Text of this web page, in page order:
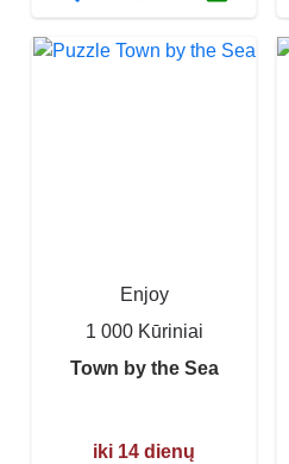
Enjoy
1 000 Kūriniai
Town by the Sea
iki 14 dienų